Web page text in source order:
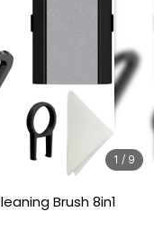
1 / 9
Brush 8in1